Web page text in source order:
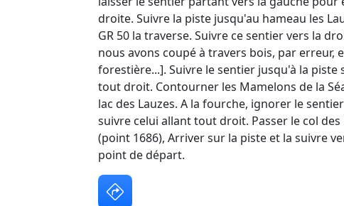
droite. Suivre la piste jusqu'au hameau les
GR 50 la traverse. Suivre ce sentier vers la
nous avons coupé à travers bois, par erreur,
forestière...]. Suivre le sentier jusqu'à la piste
tout droit. Contourner les Mamelons de la
lac des Lauzes. A la fourche, ignorer le
suivre celui allant tout droit. Passer le col des
(point 1686), Arriver sur la piste et la suivre
point de départ.